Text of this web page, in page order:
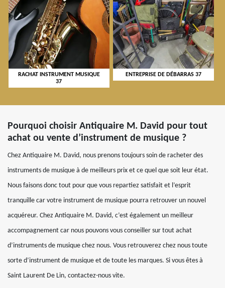
RACHAT INSTRUMENT MUSIQUE
37
ENTREPRISE DE DÉBARRAS 37
Pourquoi choisir Antiquaire M. David pour tout
achat ou vente d’instrument de musique ?
Chez Antiquaire M. David, nous prenons toujours soin de racheter des
instruments de musique à de meilleurs prix et ce quel que soit leur état.
Nous faisons donc tout pour que vous repartiez satisfait et l’esprit
tranquille car votre instrument de musique pourra retrouver un nouvel
acquéreur. Chez Antiquaire M. David, c’est également un meilleur
accompagnement car nous pouvons vous conseiller sur tout achat
d’instruments de musique chez nous. Vous retrouverez chez nous toute
sorte d’instrument de musique et de toute les marques. Si vous êtes à
Saint Laurent De Lin, contactez-nous vite.